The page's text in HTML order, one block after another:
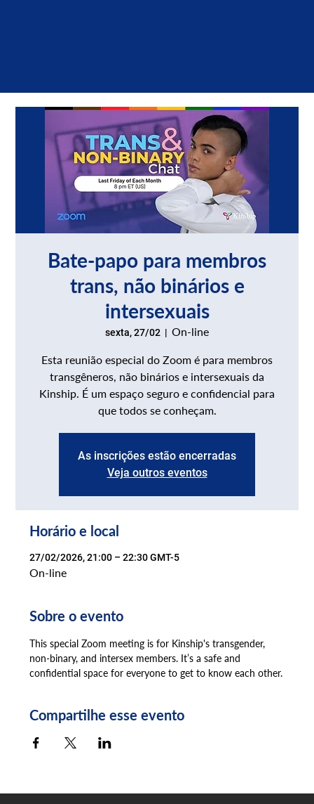
Bate-papo para membros
trans, não binários e
intersexuais
sexta, 27/02
  |
On-line
Esta reunião especial do Zoom é para membros
transgêneros, não binários e intersexuais da
Kinship. É um espaço seguro e confidencial para
que todos se conheçam.
As inscrições estão encerradas
Veja outros eventos
Horário e local
27/02/2026, 21:00 – 22:30 GMT-5
On-line
Sobre o evento
This special Zoom meeting is for Kinship's transgender,
non-binary, and intersex members. It’s a safe and
confidential space for everyone to get to know each other.
Compartilhe esse evento